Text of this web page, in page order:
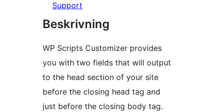
Support
Beskrivning
WP Scripts Customizer provides
you with two fields that will output
to the head section of your site
before the closing head tag and
just before the closing body tag.